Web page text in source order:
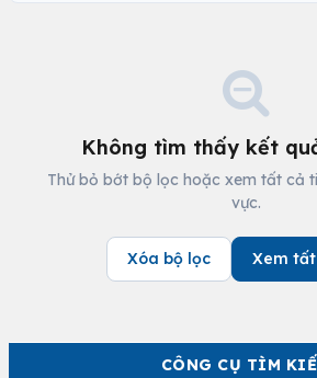
CÔNG CỤ TÌM
Không tìm thấy kết
Thử bỏ bớt bộ lọc hoặc xem tất cả
vực.
Xóa bộ lọc Xem